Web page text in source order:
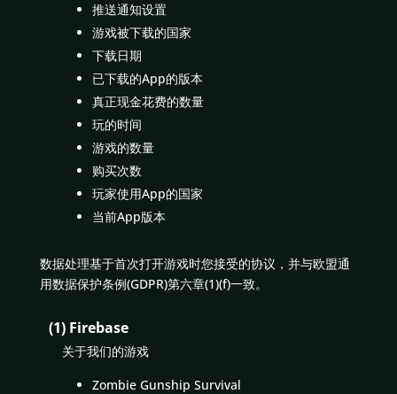
推送通知设置
游戏被下载的国家
下载日期
已下载的App的版本
真正现金花费的数量
玩的时间
游戏的数量
购买次数
玩家使用App的国家
当前App版本
数据处理基于首次打开游戏时您接受的协议，并与欧盟通
用数据保护条例(GDPR)第六章(1)(f)一致。
(1) Firebase
关于我们的游戏
Zombie Gunship Survival